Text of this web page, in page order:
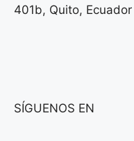
401b, Quito, Ecuador
SÍGUENOS EN